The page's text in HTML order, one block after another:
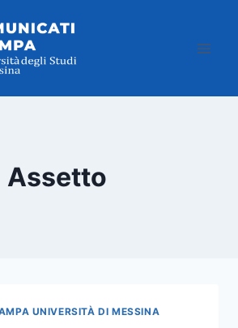
Assetto
UNIVERSITÀ DI MESSINA